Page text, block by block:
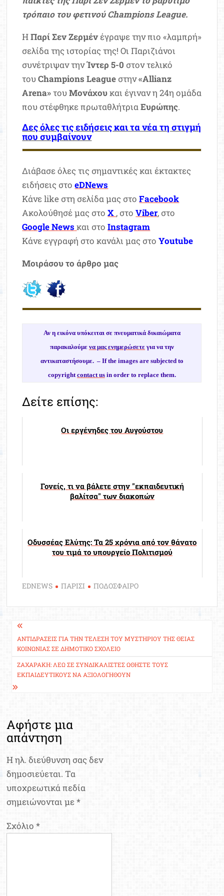
τρόπαιο του φετινού Champions League.
ΗΠαρί Σεν Ζερμένέγραψε την πιο «λαμπρή»
σελίδα της ιστορίας της! Οι Παριζιάνοι
συνέτριψαν τηνΊντερ 5-0 στον τελικό
τουChampions League στην«Allianz
Arena»τουΜονάχουκαι έγιναν η 24η ομάδα
που στέφθηκε πρωταθλήτριαΕυρώπης.
Δες όλες τις ειδήσεις και τα νέα τη στιγμή
που συμβαίνουν
Διάβασε όλες τις σημαντικές και έκτακτες
ειδήσεις στοeDNews
Κάνε like στη σελίδα μας στοFacebook
Ακολούθησέ μας στοX , στοViber, στο
Google News και στοInstagram
Κάνε εγγραφή στο κανάλι μας στοYoutube
Μοιράσου το άρθρο μας
Αν η εικόνα υπόκειται σε πνευματικά δικαιώματα
παρακαλούμε να μας ενημερώσετεγια να την
αντικαταστήσουμε. – If the images are subjected to
copyright contact usin order to replace them.
Δείτε επίσης:
Οι εργένηδες του Αυγούστου
Γονείς, τι να βάλετε στην "εκπαιδευτική
βαλίτσα" των διακοπών
Οδυσσέας Ελύτης: Τα 25 χρόνια από τον θάνατο
του τιμά το υπουργείο Πολιτισμού
EDNEWS ΠΑΡΙΣΙ ΠΟΔΟΣΦΑΙΡΟ
Πλοήγηση
άρθρων
ΑΝΤΙΔΡΆΣΕΙΣ ΓΙΑ ΤΗΝ ΤΈΛΕΣΗ ΤΟΥ ΜΥΣΤΗΡΊΟΥ ΤΗΣ ΘΕΊΑΣ
ΚΟΙΝΩΝΊΑΣ ΣΕ ΔΗΜΟΤΙΚΌ ΣΧΟΛΕΊΟ
ΖΑΧΑΡΆΚΗ: ΛΈΩ ΣΕ ΣΥΝΔΙΚΑΛΙΣΤΈΣ ΩΘΉΣΤΕ ΤΟΥΣ
ΕΚΠΑΙΔΕΥΤΙΚΟΎΣ ΝΑ ΑΞΙΟΛΟΓΗΘΟΎΝ
Αφήστε μια
απάντηση
Η ηλ. διεύθυνση σας δεν
δημοσιεύεται. Τα
υποχρεωτικά πεδία
σημειώνονται με*
Σχόλιο*